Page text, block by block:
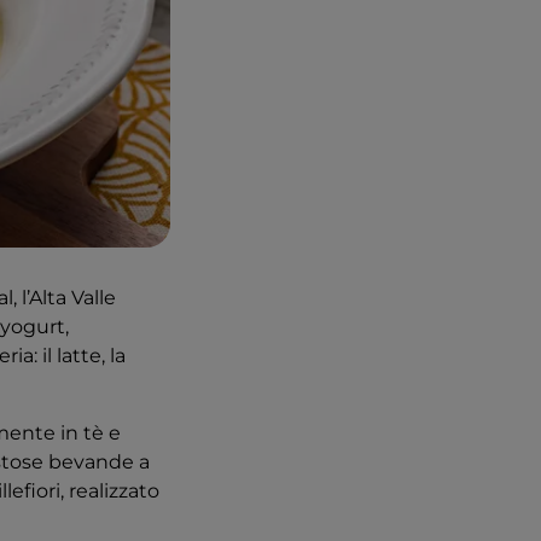
l’Alta Valle
il latte, la
in tè e
bevande a
realizzato